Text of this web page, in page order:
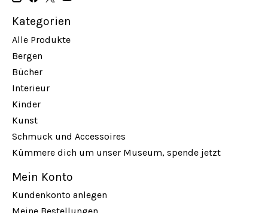
Kategorien
Alle Produkte
Bergen
Bücher
Interieur
Kinder
Kunst
Schmuck und Accessoires
Kümmere dich um unser Museum, spende jetzt
Mein Konto
Kundenkonto anlegen